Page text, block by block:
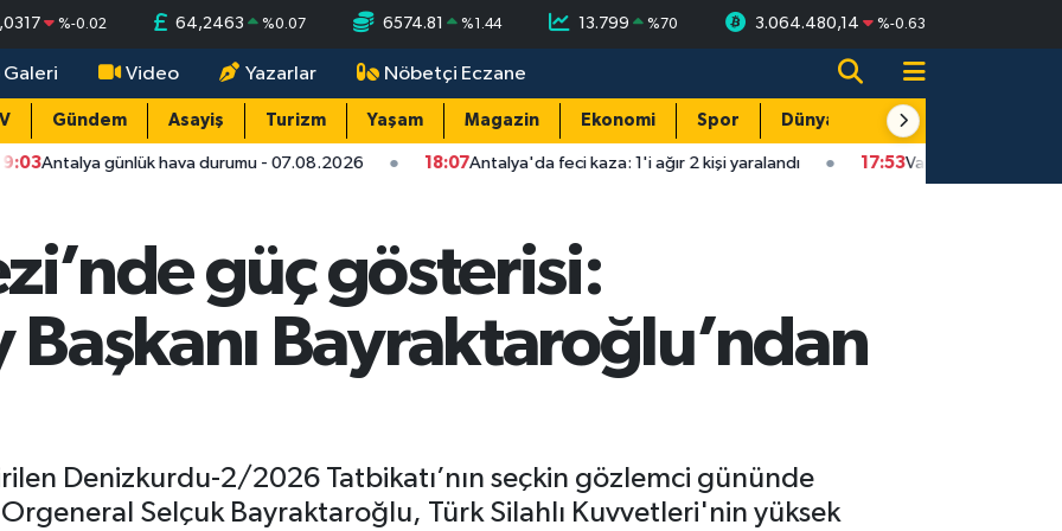
%-0.02 64,2463 %0.07 6574.81 %1.44 13.799 %70 3.064.480,14 %-0.63
Galeri Video Yazarlar Nöbetçi Eczane
Gündem Asayiş Turizm Yaşam Magazin Ekonomi Spor Dünya Resmi Reklamlar
hava durumu - 07.08.2026 18:07Antalya'da feci kaza: 1'i ağır 2 kişi yaralandı 17:53Vali Şahin açıkladı: "Levant akıntısı
güç gösterisi:
Bayraktaroğlu’ndan
Denizkurdu-2/2026 Tatbikatı’nın seçkin gözlemci gününde
Selçuk Bayraktaroğlu, Türk Silahlı Kuvvetleri'nin yüksek